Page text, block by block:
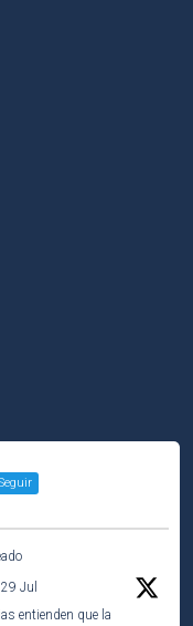
29 Jul
entienden que la